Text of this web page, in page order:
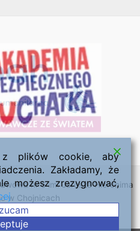
nr 5 im. Jarosza Hieronima
w Chojnicach
plików cookie, aby
Zakładamy, że
możesz zrezygnować,